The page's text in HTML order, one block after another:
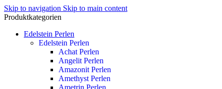
Skip to navigation Skip to main content
Produktkategorien
Edelstein Perlen
Edelstein Perlen
Achat Perlen
Angelit Perlen
Amazonit Perlen
Amethyst Perlen
Ametrin Perlen